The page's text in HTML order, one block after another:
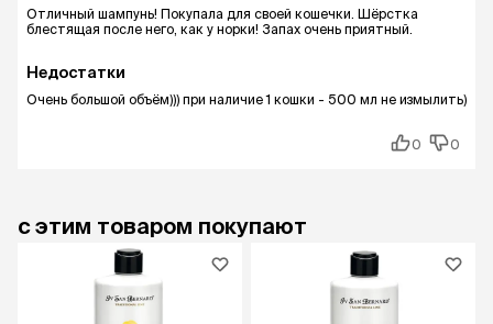
Отличный шампунь! Покупала для своей кошечки. Шёрстка
блестящая после него, как у норки! Запах очень приятный.
Недостатки
Очень большой объём))) при наличие 1 кошки - 500 мл не измылить)
0 0
с этим товаром покупают